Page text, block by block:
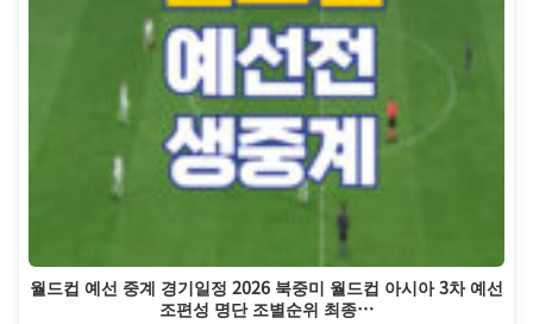
월드컵 예선 중계 경기일정 2026 북중미 월드컵 아시아 3차 예선
조편성 명단 조별순위 최종…